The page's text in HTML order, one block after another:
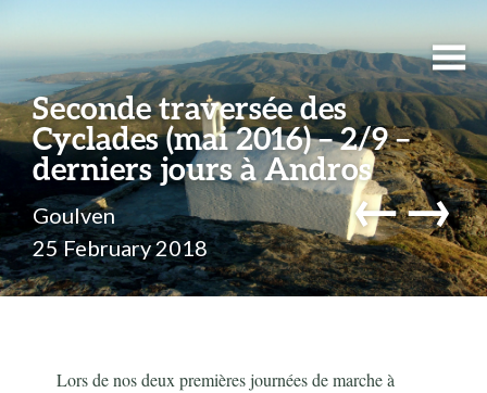
Seconde traversée des
Cyclades (mai 2016) – 2/9 –
derniers jours à Andros
Goulven
25 February 2018
←→
Lors de nos deux premières journées de marche à